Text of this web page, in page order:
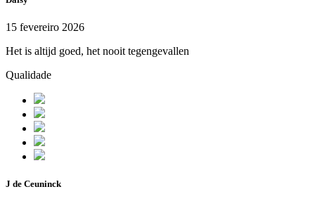
15 fevereiro 2026
Het is altijd goed, het nooit tegengevallen
Qualidade
J de Ceuninck